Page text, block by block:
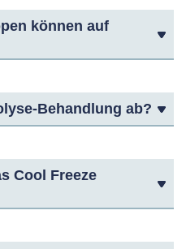
können auf
Behandlung ab?
Cool Freeze